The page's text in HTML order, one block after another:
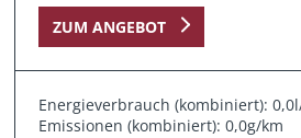
ZUM ANGEBOT
Energieverbrauch (kombiniert):
Emissionen (kombiniert): 0,0g/km